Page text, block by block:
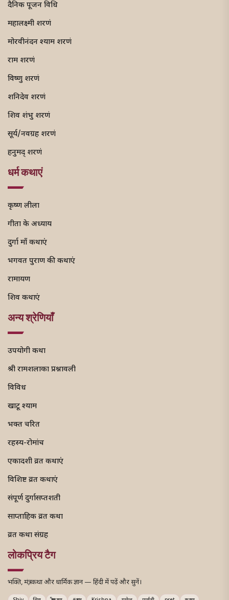
दैनिक पूजन विधि
महालक्ष्मी शरणं
मोरवीनंदन श्याम शरणं
राम शरणं
विष्णु शरणं
शनिदेव शरणं
शिव शंभु शरणं
सूर्य/नवग्रह शरणं
हनुमद् शरणं
धर्म कथाएं
कृष्ण लीला
गीता के अध्याय
दुर्गा माँ कथाएं
भगवत पुराण की कथाएं
रामायण
शिव कथाएं
अन्य श्रेणियाँ
उपयोगी कथा
श्री रामशलाका प्रश्नावली
विविध
खाटू श्याम
भक्त चरित
रहस्य-रोमांच
एकादशी व्रत कथाएं
विशिष्ट व्रत कथाएं
संपूर्ण दुर्गासप्तशती
साप्ताहिक व्रत कथा
व्रत कथा संग्रह
लोकप्रिय टैग
भक्ति, मंत्र, कथा और धार्मिक ज्ञान — हिंदी में पढ़ें और सुनें।